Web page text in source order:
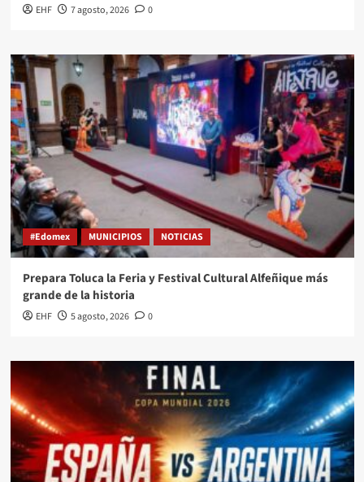
EHF 7 agosto, 2026 0
#Edomex MUNICIPIOS NOTICIAS
Prepara Toluca la Feria y Festival Cultural Alfeñique más
grande de la historia
EHF 5 agosto, 2026 0